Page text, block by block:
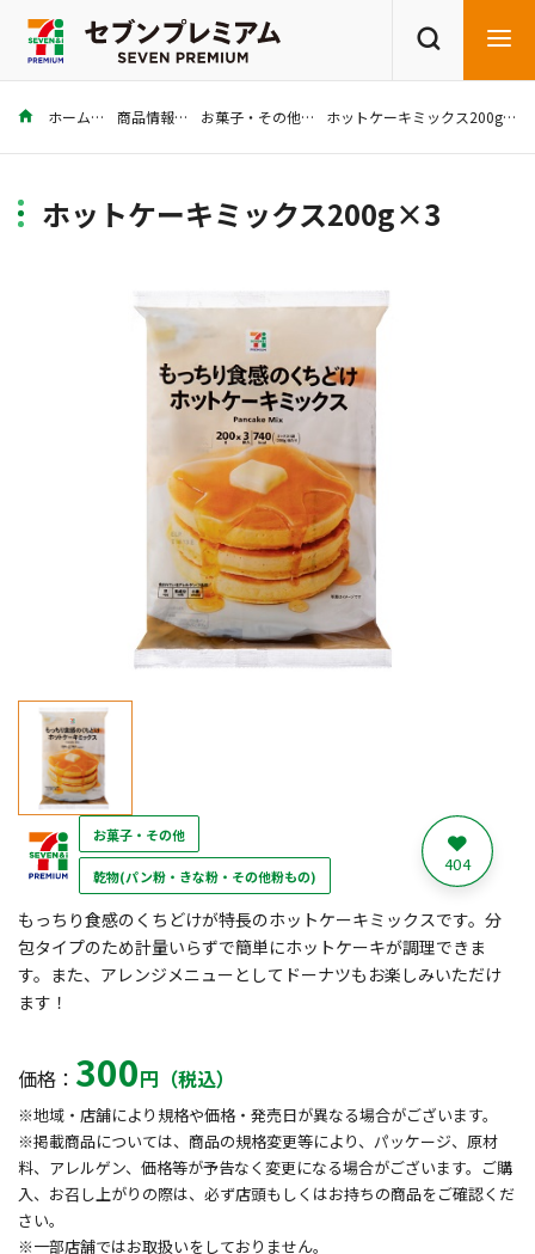
商品を探す レシピを探す
ホーム 商品情報 お菓子・その他 ホットケーキミックス200g×3
ホットケーキミックス200g×3
お菓子・その他
乾物(パン粉・きな粉・その他粉もの)
404
もっちり食感のくちどけが特長のホットケーキミックスです。分
包タイプのため計量いらずで簡単にホットケーキが調理できま
す。また、アレンジメニューとしてドーナツもお楽しみいただけ
ます！
価格： 300円（税込）
※地域・店舗により規格や価格・発売日が異なる場合がございます。
※掲載商品については、商品の規格変更等により、パッケージ、原材
料、アレルゲン、価格等が予告なく変更になる場合がございます。ご購
入、お召し上がりの際は、必ず店頭もしくはお持ちの商品をご確認くだ
さい。
※一部店舗ではお取扱いをしておりません。